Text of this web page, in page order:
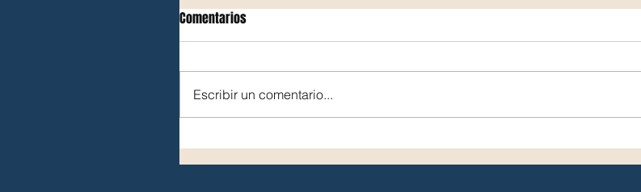
Comentarios
Escribir un comentario...